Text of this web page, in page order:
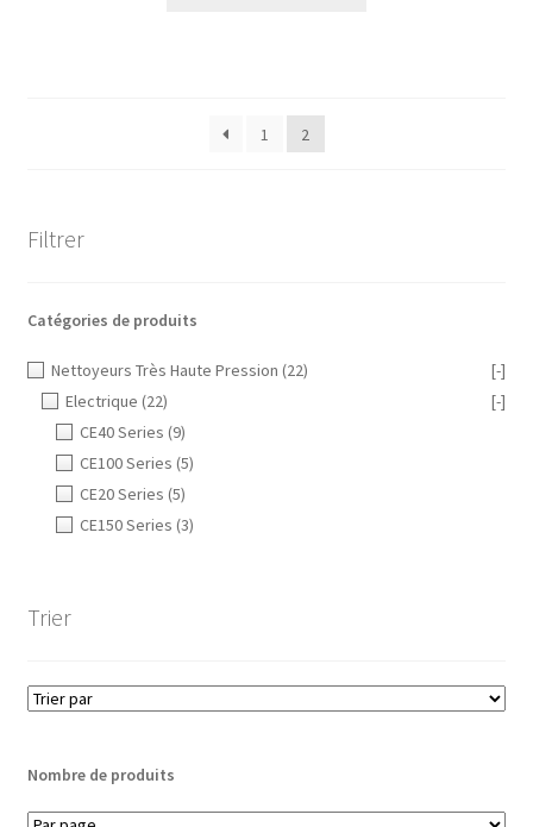
1 2
Filtrer
Catégories de produits
Nettoyeurs Très Haute Pression (22)
[-]
Electrique (22)
[-]
CE40 Series (9)
CE100 Series (5)
CE20 Series (5)
CE150 Series (3)
Trier
Nombre de produits